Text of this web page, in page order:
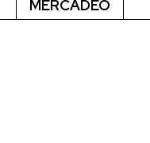
MERCADEO